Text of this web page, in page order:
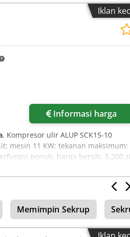
Iklan
Informasi harga
, Kompresor ulir ALUP SCK15-10
mesin 11 KW; tekanan maksimum:
penuh, harga bersih: 5.200 zł
Memimpin Sekrup